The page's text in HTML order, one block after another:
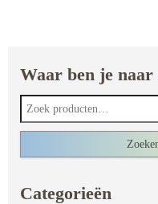
Waar ben je naar
Categorieën